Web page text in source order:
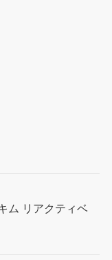
ム リアクティベ